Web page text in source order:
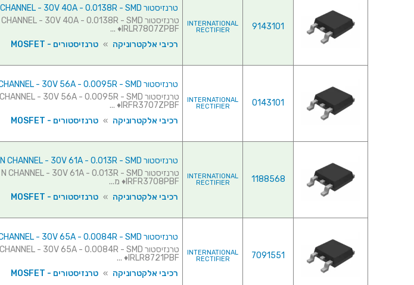
9143101
INTERNATIONAL
RECTIFIER
טרנזיסטור N CHANNEL - 30V 40A - 0.0138R - SMD
IRLR7807ZPBF♦ ...
רכיבי אלקטרוניקה » טרנזיסטורים - MOSFET
0143101
INTERNATIONAL
RECTIFIER
טרנזיסטור N CHANNEL - 30V 56A - 0.0095R - SMD
IRFR3707ZPBF♦ ...
רכיבי אלקטרוניקה » טרנזיסטורים - MOSFET
1188568
INTERNATIONAL
RECTIFIER
טרנזיסטור N CHANNEL - 30V 61A - 0.013R - SMD
IRFR3708PBF♦ מ...
רכיבי אלקטרוניקה » טרנזיסטורים - MOSFET
7091551
INTERNATIONAL
RECTIFIER
טרנזיסטור N CHANNEL - 30V 65A - 0.0084R - SMD
IRLR8721PBF♦ ...
רכיבי אלקטרוניקה » טרנזיסטורים - MOSFET